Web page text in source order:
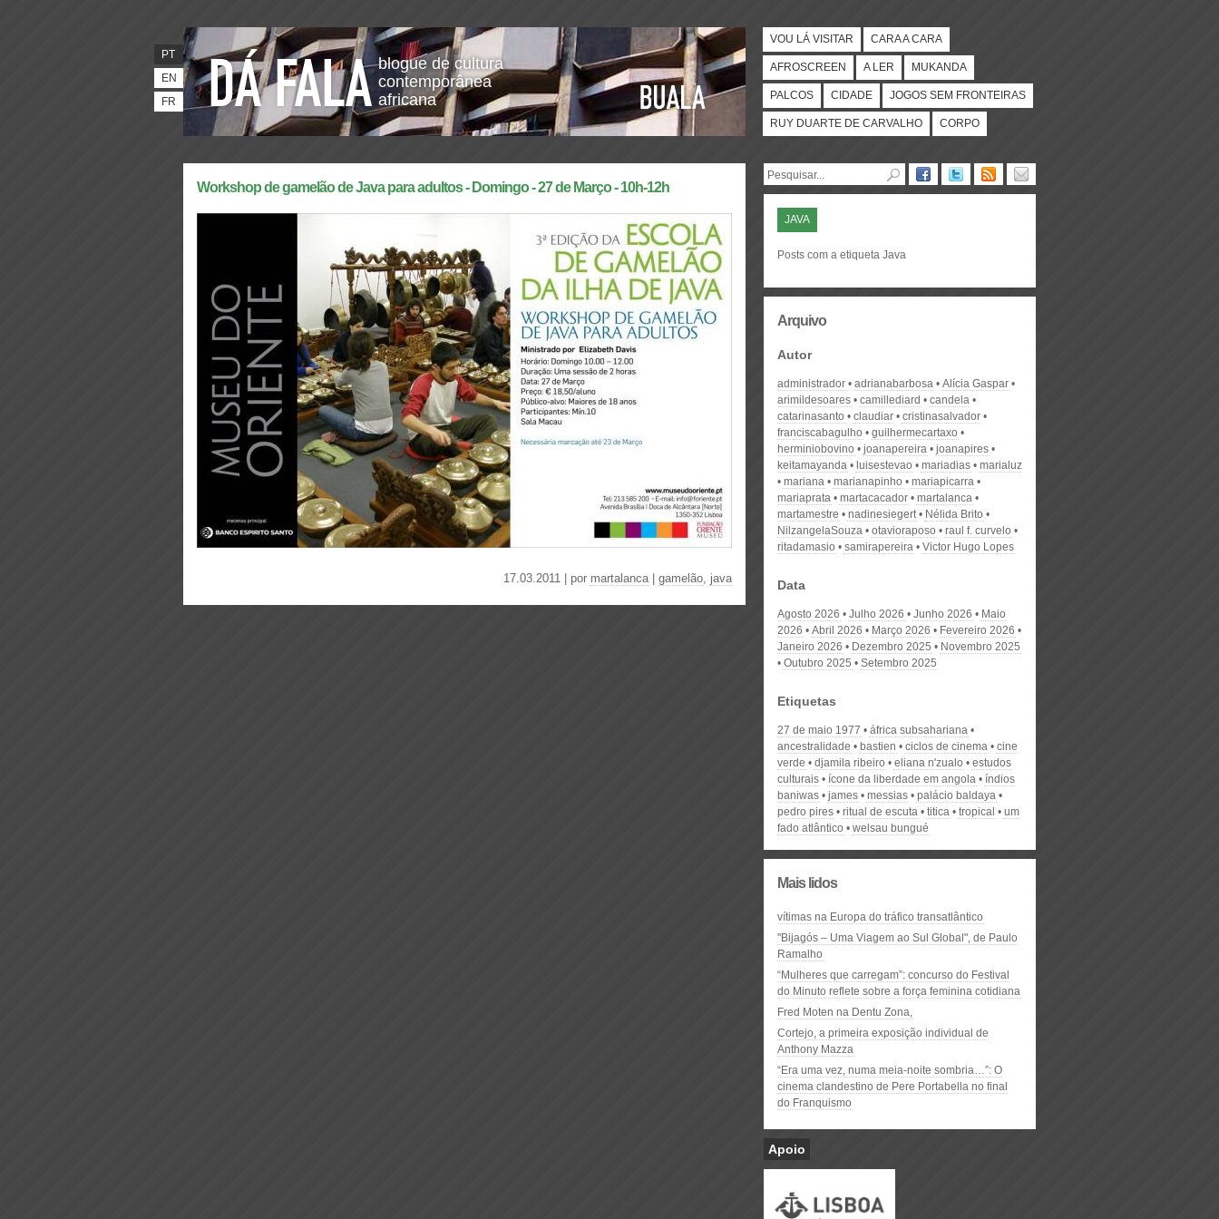
blogue de cultura
contemporânea
africana
PT
EN
FR
VOU LÁ VISITAR CARA A CARA
AFROSCREEN A LER MUKANDA
PALCOS CIDADE JOGOS SEM FRONTEIRAS
RUY DUARTE DE CARVALHO CORPO
Workshop de gamelão de Java para adultos - Domingo - 27 de Março - 10h-12h
17.03.2011 | por martalanca| gamelão, java
JAVA
Posts com a etiqueta Java
Arquivo
Autor
administrador adrianabarbosa
Alícia Gaspar
arimildesoares
camillediard
candela
catarinasanto
claudiar
cristinasalvador
franciscabagulho
guilhermecartaxo
herminiobovino
joanapereira
joanapires
keitamayanda
luisestevao mariadias
marialuz
mariana
marianapinho
mariapicarra
mariaprata
martacacador
martalanca
martamestre
nadinesiegert
Nélida Brito
NilzangelaSouza
otavioraposo
raul f. curvelo
ritadamasio
samirapereira Victor Hugo Lopes
Data
Agosto 2026 Julho 2026 Junho 2026
Maio
2026
Abril 2026 Março 2026
Fevereiro 2026
Janeiro 2026
Dezembro 2025
Novembro 2025
Outubro 2025
Setembro 2025
Etiquetas
27 de maio 1977
áfrica subsahariana
ancestralidade
bastien ciclos de cinema
cine
verde
djamila ribeiro eliana n'zualo
estudos
culturais
ícone da liberdade em angola
índios
baniwas
james messias
palácio baldaya
pedro pires
ritual de escuta titica tropical
um
fado atlântico
welsau bungué
Mais lidos
vítimas na Europa do tráfico transatlântico
"Bijagós – Uma Viagem ao Sul Global", de Paulo
Ramalho
“Mulheres que carregam”: concurso do Festival
do Minuto reflete sobre a força feminina cotidiana
Fred Moten na Dentu Zona,
Cortejo, a primeira exposição individual de
Anthony Mazza
“Era uma vez, numa meia-noite sombria…”: O
cinema clandestino de Pere Portabella no final
do Franquismo
Apoio